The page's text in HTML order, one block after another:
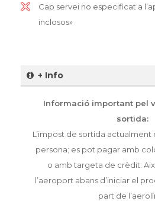
Cap servei no especificat a
inclosos»
+ Info
Informació important pel
sortida:
L’impost de sortida actualment
persona; es pot pagar amb
o amb targeta de crèdit.
l’aeroport abans d’iniciar el
part de